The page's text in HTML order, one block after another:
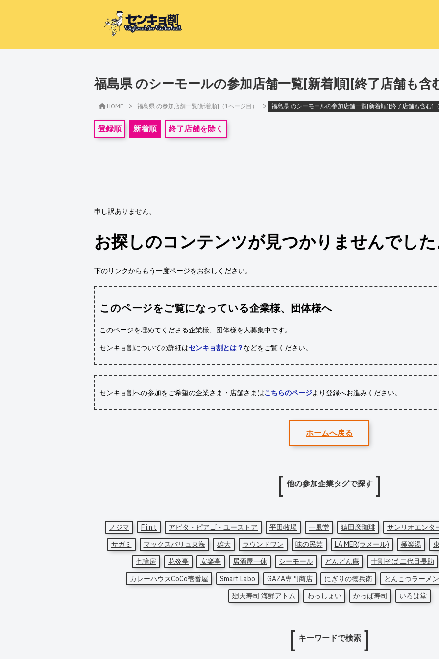
福島県 のシーモールの参加店舗一覧[新着順][終了店舗も含
HOME > 福島県 の参加店舗一覧[新着順]（1ページ目） > 福島県 のシーモールの参加店舗一覧[新着順][終了店舗も含む]
登録順 新着順 終了店舗を除く
申し訳ありません、
お探しのコンテンツが見つかりませんでし
下のリンクからもう一度ページをお探しください。
このページをご覧になっている企業様、団体様へ
このページを埋めてくださる企業様、団体様を大募集中です。
センキョ割についての詳細はセンキョ割とは？ などをご覧ください。
センキョ割への参加をご希望の企業さま・店舗さまはこちらのページより登録へお進みください。
ホームへ戻る
他の参加企業タグで探す
ノジマ F i.n.t アピタ・ピアゴ・ユーストア 平田牧場 一風堂 猿田彦珈琲
サンリオエンタ
サガミ
マックスバリュ東海 雄大 ラウンドワン 味の民芸 LA MER(ラメール) 極楽湯
七輪房
花炎亭 安楽亭 居酒屋一休 シーモール どんどん庵
十割そば 二代目長助
カレーハウスCoCo壱番屋
Smart Labo GAZA専門商店 にぎりの徳兵衛
とんこつラーメ
廻天寿司 海鮮アトム
わっしょい かっぱ寿司 いろは堂
キーワードで検索